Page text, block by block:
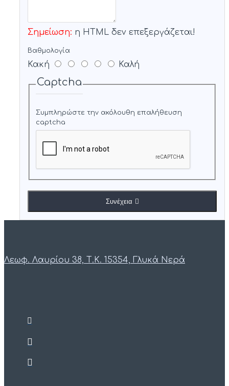
Σημείωση: η HTML δεν επεξεργάζεται!
Βαθμολογία
Κακή Καλή
Captcha
Συμπληρώστε την ακόλουθη επαλήθευση
captcha
Συνέχεια
Λεωφ. Λαυρίου 38, Τ.Κ. 15354, Γλυκά Νερά